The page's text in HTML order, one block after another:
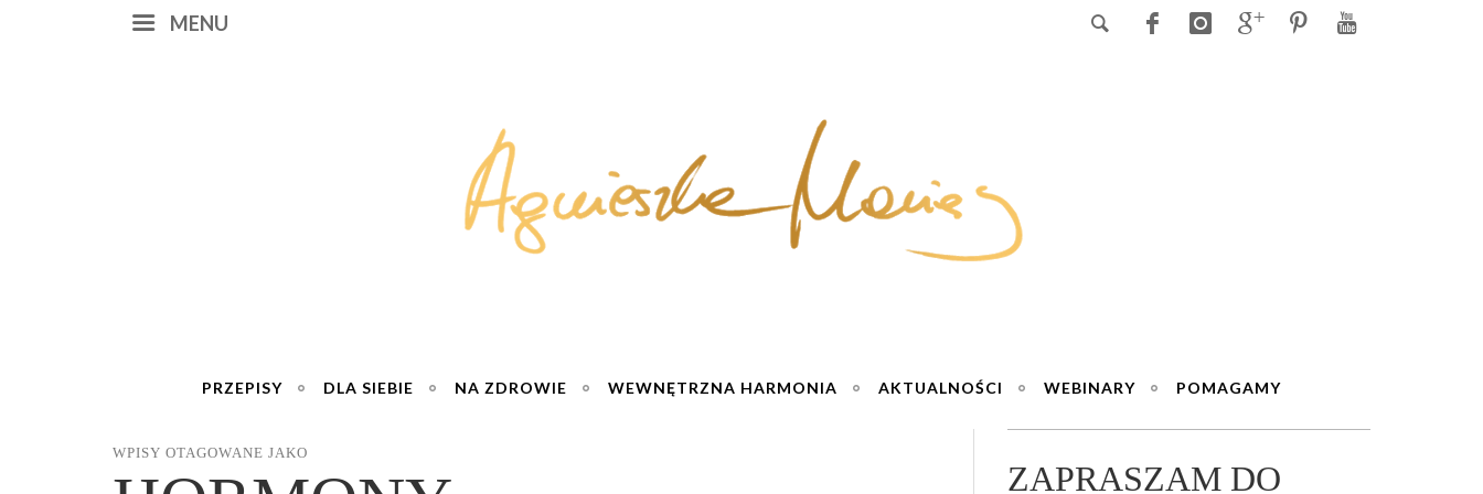
MENU
PRZEPISY DLA SIEBIE NA ZDROWIE WEWNĘTRZNA HARMONIA AKTUALNOŚCI WEBINARY POMAGAMY
WPISY OTAGOWANE JAKO
ZAPRASZAM DO